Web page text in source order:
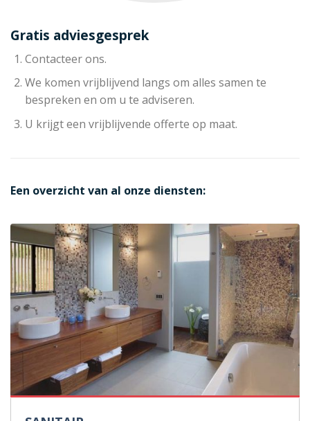
Gratis adviesgesprek
Contacteer ons.
We komen vrijblijvend langs om alles samen te
bespreken en om u te adviseren.
U krijgt een vrijblijvende offerte op maat.
Een overzicht van al onze diensten: